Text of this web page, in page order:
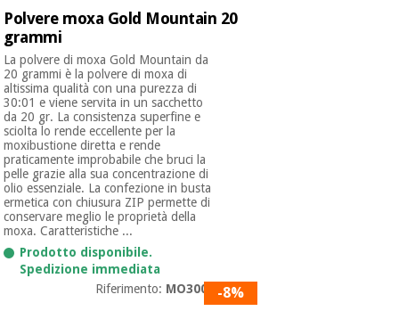
Strumenti
chirurgici
(liquidazione)
Polvere moxa Gold Mountain 20
grammi
La polvere di moxa Gold Mountain da
20 grammi è la polvere di moxa di
altissima qualità con una purezza di
30:01 e viene servita in un sacchetto
da 20 gr. La consistenza superfine e
sciolta lo rende eccellente per la
moxibustione diretta e rende
praticamente improbabile che bruci la
pelle grazie alla sua concentrazione di
olio essenziale. La confezione in busta
ermetica con chiusura ZIP permette di
conservare meglio le proprietà della
moxa. Caratteristiche ...
Prodotto disponibile.
Spedizione immediata
Riferimento: MO3006 -8%